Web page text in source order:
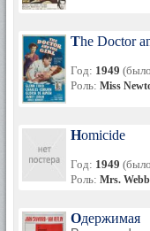
The Doctor
Год: 1949
Роль: Miss
Homicide
Год: 1949
Роль: Mrs.
Одержимая